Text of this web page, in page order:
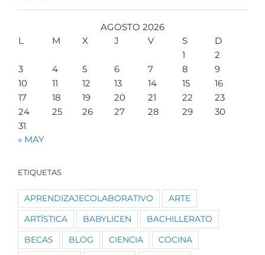
AGOSTO 2026
L
M X J V S
D
1
2
3
4 5 6 7 8
9
10
11 12 13 14 15
16
17
18 19 20 21 22
23
24
25 26 27 28 29
30
31
« MAY
ETIQUETAS
APRENDIZAJECOLABORATIVO ARTE
ARTÍSTICA BABYLICEN BACHILLERATO
BECAS BLOG CIENCIA COCINA